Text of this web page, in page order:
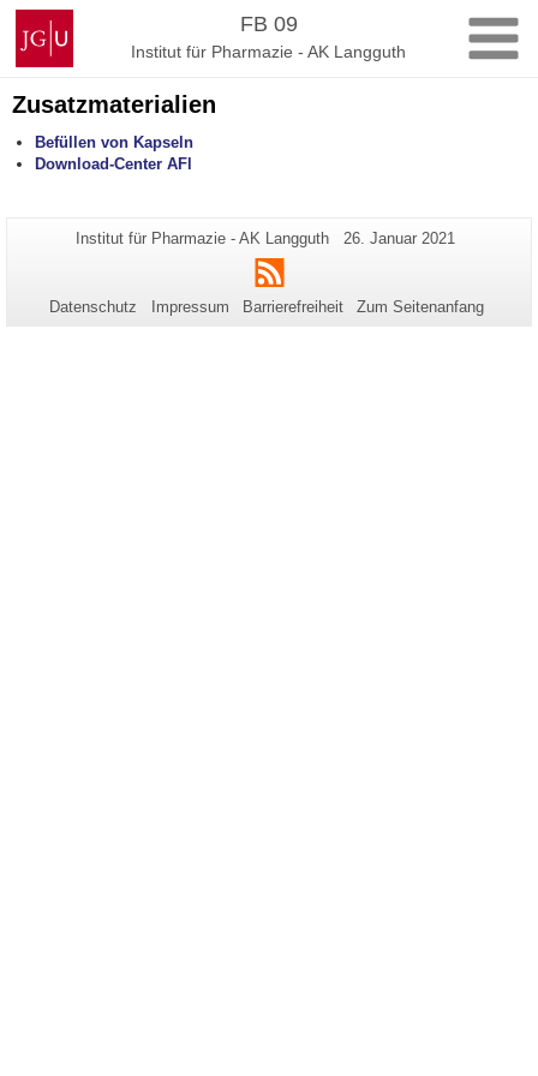
Zum
Inhalt
springen
Johannes
Gutenberg-
Universität
Mainz
FB 09
Institut für Pharmazie - AK Langguth
Zusatzmaterialien
Befüllen von Kapseln
Download-Center AFl
Zusätzliche
Informationen
zu
dieser
Seiten-
Institut für Pharmazie - AK Langguth
Letzte
26. Januar 2021
RSS
Datenschutz Impressum Barrierefreiheit Zum Seitenanfang